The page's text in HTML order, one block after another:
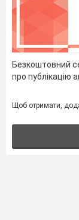
Безкоштовний
про публікацію
Щоб отримати,